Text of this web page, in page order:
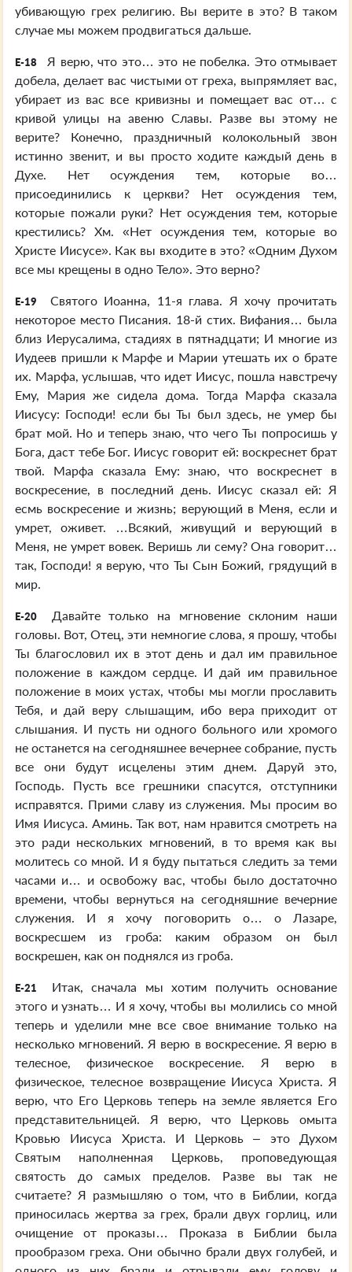
убивающую грех религию. Вы верите в это? В таком
случае мы можем продвигаться дальше.
E-18
Я верю, что это… это не побелка. Это отмывает
добела, делает вас чистыми от греха, выпрямляет вас,
убирает из вас все кривизны и помещает вас от… с
кривой улицы на авеню Славы. Разве вы этому не
верите? Конечно, праздничный колокольный звон
истинно звенит, и вы просто ходите каждый день в
Духе. Нет осуждения тем, которые во…
присоединились к церкви? Нет осуждения тем,
которые пожали руки? Нет осуждения тем, которые
крестились? Хм. «Нет осуждения тем, которые во
Христе Иисусе». Как вы входите в это? «Одним Духом
все мы крещены в одно Тело». Это верно?
E-19
Святого Иоанна, 11-я глава. Я хочу прочитать
некоторое место Писания. 18-й стих. Вифания… была
близ Иерусалима, стадиях в пятнадцати; И многие из
Иудеев пришли к Марфе и Марии утешать их о брате
их. Марфа, услышав, что идет Иисус, пошла навстречу
Ему, Мария же сидела дома. Тогда Марфа сказала
Иисусу: Господи! если бы Ты был здесь, не умер бы
брат мой. Но и теперь знаю, что чего Ты попросишь у
Бога, даст тебе Бог. Иисус говорит ей: воскреснет брат
твой. Марфа сказала Ему: знаю, что воскреснет в
воскресение, в последний день. Иисус сказал ей: Я
есмь воскресение и жизнь; верующий в Меня, если и
умрет, оживет. …Всякий, живущий и верующий в
Меня, не умрет вовек. Веришь ли сему? Она говорит…
так, Господи! я верую, что Ты Сын Божий, грядущий в
мир.
E-20
Давайте только на мгновение склоним наши
головы. Вот, Отец, эти немногие слова, я прошу, чтобы
Ты благословил их в этот день и дал им правильное
положение в каждом сердце. И дай им правильное
положение в моих устах, чтобы мы могли прославить
Тебя, и дай веру слышащим, ибо вера приходит от
слышания. И пусть ни одного больного или хромого
не останется на сегодняшнее вечернее собрание, пусть
все они будут исцелены этим днем. Даруй это,
Господь. Пусть все грешники спасутся, отступники
исправятся. Прими славу из служения. Мы просим во
Имя Иисуса. Аминь. Так вот, нам нравится смотреть на
это ради нескольких мгновений, в то время как вы
молитесь со мной. И я буду пытаться следить за теми
часами и… и освобожу вас, чтобы было достаточно
времени, чтобы вернуться на сегодняшние вечерние
служения. И я хочу поговорить о… о Лазаре,
воскресшем из гроба: каким образом он был
воскрешен, как он поднялся из гроба.
E-21
Итак, сначала мы хотим получить основание
этого и узнать… И я хочу, чтобы вы молились со мной
теперь и уделили мне все свое внимание только на
несколько мгновений. Я верю в воскресение. Я верю в
телесное, физическое воскресение. Я верю в
физическое, телесное возвращение Иисуса Христа. Я
верю, что Его Церковь теперь на земле является Его
представительницей. Я верю, что Церковь омыта
Кровью Иисуса Христа. И Церковь – это Духом
Святым наполненная Церковь, проповедующая
святость до самых пределов. Разве вы так не
считаете? Я размышляю о том, что в Библии, когда
приносилась жертва за грех, брали двух горлиц, или
очищение от проказы… Проказа в Библии была
прообразом греха. Они обычно брали двух голубей, и